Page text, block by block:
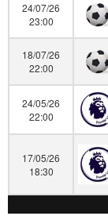
24/07/26
23:00
18/07/26
22:00
24/05/26
22:00
17/05/26
18:30